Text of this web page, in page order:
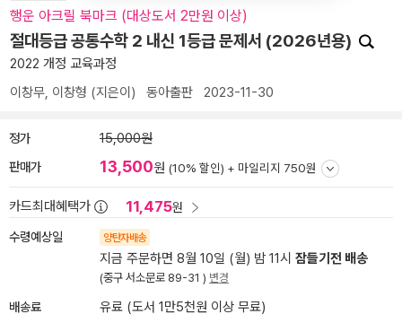
행운 아크릴 북마크 (대상도서 2만원 이상)
절대등급 공통수학 2 내신 1등급 문제서 (2026년용)
2022 개정 교육과정
이창무, 이창형 (지은이) 동아출판 2023-11-30
정가 15,000원
판매가 13,500원 (10% 할인) + 마일리지 750원
카드최대혜택가 11,475원
수령예상일 양탄자배송
지금 주문하면 8월 10일 (월) 밤 11시 잠들기전 배송
(중구 서소문로 89-31 ) 변경
배송료 유료 (도서 1만5천원 이상 무료)